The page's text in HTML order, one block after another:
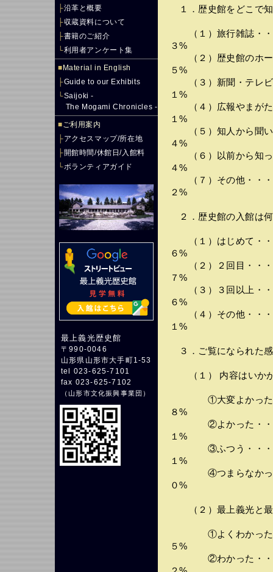
├沿革と概要
├収蔵資料について
├書籍のご紹介
└利用者アンケート集
■ Material in English
├Guide to our Exhibits
└Saijoki -
The Mogami Chronicles -
■ご利用案内
├アクセスマップ/所在地
├開館時間/休館日/入館料
└ボランティアガイド
最上義光歴史館
〒990-0046
山形県山形市大手町1-53
tel 023-625-7101
fax 023-625-7102
（山形市文化振興事業団 ）
１．歴史館をどこで
（１）旅行雑誌・・
３%
（２）歴史館のホー
５%
（３）新聞・テレビ
１%
（４）広報やまがた
１%
（５）知人から聞い
４%
（６）以前から知っ
４%
（７）その他・・・
２%
２．歴史館の入館は
（１）はじめて・・
６%
（２）２回目・・・
７%
（３）３回以上・・
６%
（４）その他・・・
１%
３．ご覧になられた
（１） 内容はいか
①大変よかった・・
８%
②よかった・・・・
１%
③ふつう・・・・・
１%
④つまらなかった・
０%
（２）最上義光と最
①よくわかった・・
５%
②わかった・・・・